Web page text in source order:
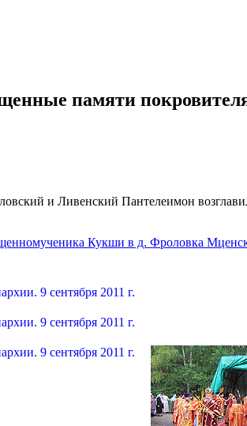
памяти
и Ливенский Пантелеимон
Кукши в д. Фроловка